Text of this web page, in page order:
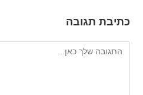
כתיבת תגובה
להגיב